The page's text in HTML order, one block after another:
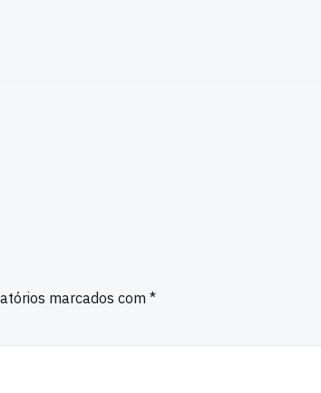
marcados com *